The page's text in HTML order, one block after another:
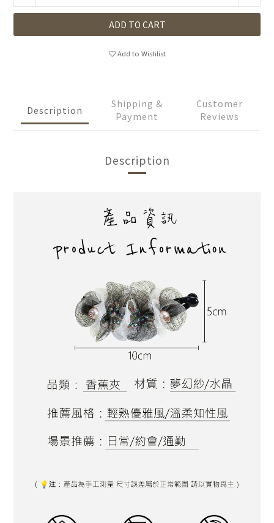
ADD TO CART
Add to Wishlist
Description
Shipping &
Payment
Customer
Reviews
Description